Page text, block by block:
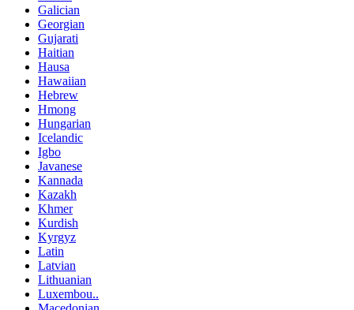
Galician
Georgian
Gujarati
Haitian
Hausa
Hawaiian
Hebrew
Hmong
Hungarian
Icelandic
Igbo
Javanese
Kannada
Kazakh
Khmer
Kurdish
Kyrgyz
Latin
Latvian
Lithuanian
Luxembou..